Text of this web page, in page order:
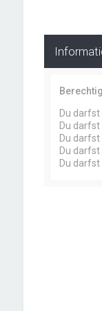
Du darfst
Du darfst
Du
Du
Du darfst